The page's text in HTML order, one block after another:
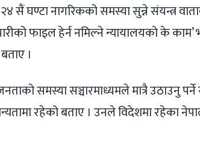
नागरिकको समस्या सुन्ने संयन्त्र
फाइल हेर्न नमिल्ने न्यायालयको के
।
समस्या सञ्चारमाध्यमले मात्रै उठाउनु पर्ने
रहेको बताए । उनले विदेशमा रहेका